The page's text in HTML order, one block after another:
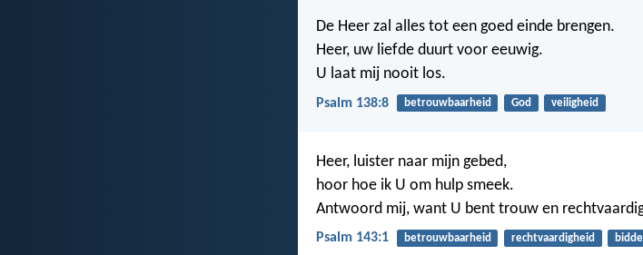
De Heer zal alles tot een goed einde brengen.
Heer, uw liefde duurt voor eeuwig.
U laat mij nooit los.
Psalm 138:8 betrouwbaarheid God veiligheid
Heer, luister naar mijn gebed,
hoor hoe ik U om hulp smeek.
Antwoord mij, want U bent trouw en
Psalm 143:1 betrouwbaarheid rechtvaardigheid